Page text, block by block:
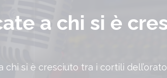
a chi si è
si è cresciuto tra i cortili